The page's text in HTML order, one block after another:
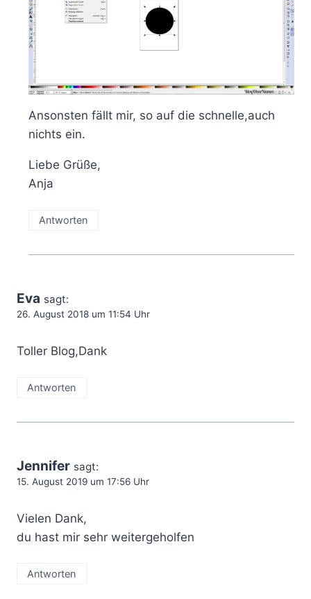
Ansonsten fällt mir, so auf die schnelle,auch
nichts ein.
Liebe Grüße,
Anja
Antworten
Eva sagt:
26. August 2018 um 11:54 Uhr
Toller Blog,Dank
Antworten
Jennifer sagt:
15. August 2019 um 17:56 Uhr
Vielen Dank,
du hast mir sehr weitergeholfen
Antworten